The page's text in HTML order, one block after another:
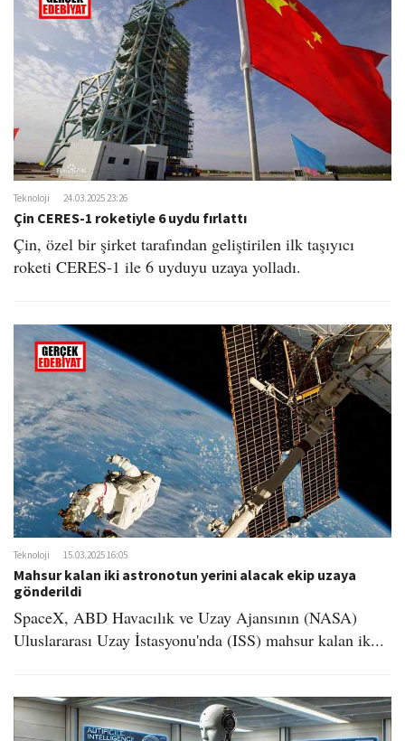
Teknoloji 24.03.2025 23:26
Çin CERES-1 roketiyle 6 uydu fırlattı
Çin, özel bir şirket tarafından geliştirilen ilk taşıyıcı
roketi CERES-1 ile 6 uyduyu uzaya yolladı.
Teknoloji 15.03.2025 16:05
Mahsur kalan iki astronotun yerini alacak ekip uzaya
gönderildi
SpaceX, ABD Havacılık ve Uzay Ajansının (NASA)
Uluslararası Uzay İstasyonu'nda (ISS) mahsur kalan ik...